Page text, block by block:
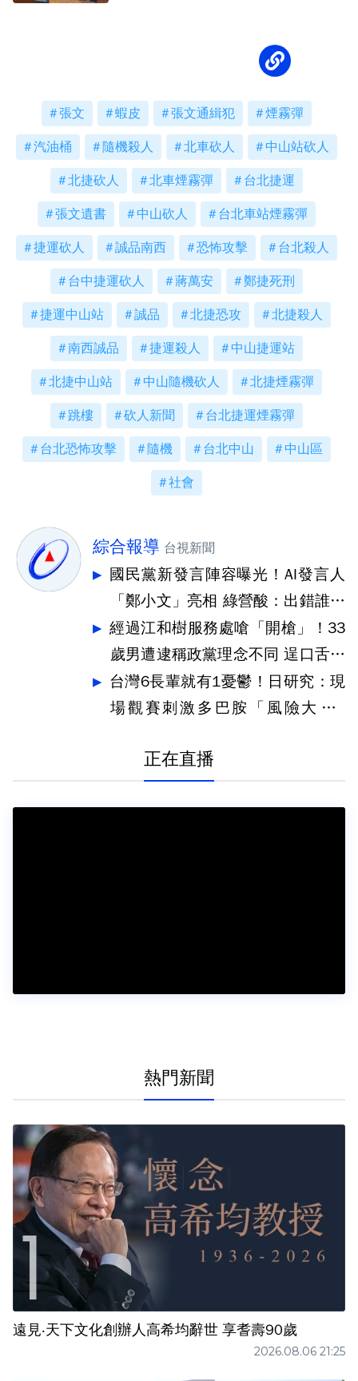
張文 蝦皮 張文通緝犯 煙霧彈
汽油桶 隨機殺人 北車砍人 中山站砍人
北捷砍人 北車煙霧彈 台北捷運
張文遺書 中山砍人 台北車站煙霧彈
捷運砍人 誠品南西 恐怖攻擊 台北殺人
台中捷運砍人 蔣萬安 鄭捷死刑
捷運中山站 誠品 北捷恐攻 北捷殺人
南西誠品 捷運殺人 中山捷運站
北捷中山站 中山隨機砍人 北捷煙霧彈
跳樓 砍人新聞 台北捷運煙霧彈
台北恐怖攻擊 隨機 台北中山 中山區
社會
綜合報導 台視新聞
國民黨新發言陣容曝光！AI發言人
「鄭小文」亮相 綠營酸：出錯誰負
責
經過江和樹服務處嗆「開槍」！33
歲男遭逮稱政黨理念不同 逞口舌之
快
台灣6長輩就有1憂鬱！日研究：現
場觀賽刺激多巴胺「風險大降3
正在直播
熱門新聞
遠見‧天下文化創辦人高希均辭世 享耆壽90歲
2026.08.06 21:25